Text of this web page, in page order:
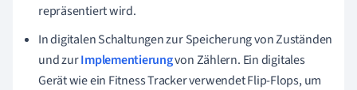
repräsentiert wird.
In digitalen Schaltungen zur Speicherung von Zuständen
und zurImplementierungvon Zählern. Ein digitales
Gerät wie ein Fitness Tracker verwendet Flip-Flops, um